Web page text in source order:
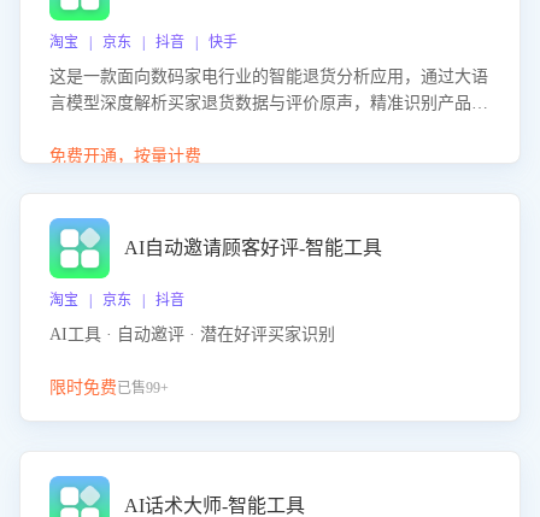
淘宝 | 京东 | 抖音 | 快手
这是一款面向数码家电行业的智能退货分析应用，通过大语
言模型深度解析买家退货数据与评价原声，精准识别产品质
改进建议，通过挖掘用户痛点驱动产品迭代，从根本上降低
免费开通，按量计费
AI自动邀请顾客好评-智能工具
淘宝 | 京东 | 抖音
AI工具 · 自动邀评 · 潜在好评买家识别
限时免费已售99+
AI话术大师-智能工具